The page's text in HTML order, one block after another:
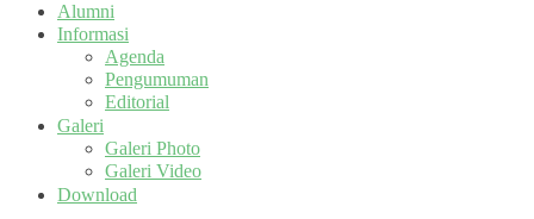
Alumni
Informasi
Agenda
Pengumuman
Editorial
Galeri
Galeri Photo
Galeri Video
Download